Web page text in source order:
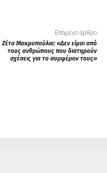
Επόμενο άρθρο
Ζέτα Μακρυπούλια: «Δεν είμαι από
τους ανθρώπους που διατηρούν
σχέσεις για το συμφέρον τους»